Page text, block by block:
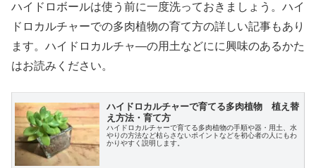
ハイドロボールは使う前に一度洗っておきましょう。ハイ
ドロカルチャーでの多肉植物の育て方の詳しい記事もあり
ます。ハイドロカルチャ―の用土などにに興味のあるかた
はお読みください。
ハイドロカルチャーで育てる多肉植物 植え替
え方法・育て方
ハイドロカルチャーで育てる多肉植物の手順や器・用土、水
やりの方法など枯らさないポイントなどを初心者の人にもわ
かりやすく説明します。
コピー